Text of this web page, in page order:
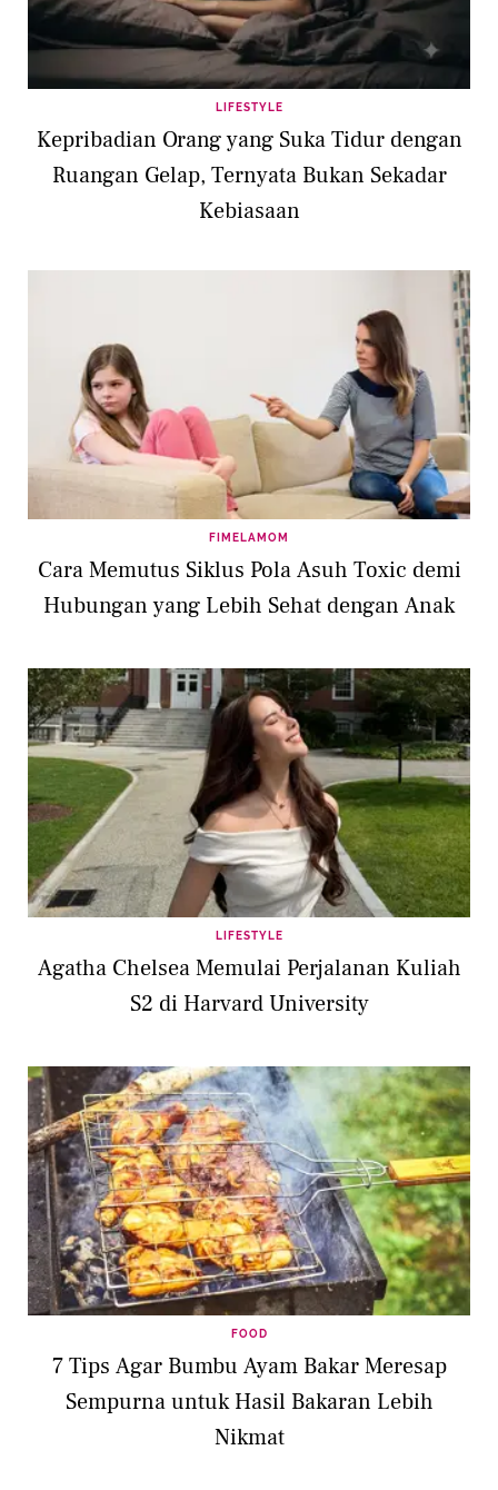
LIFESTYLE
Kepribadian Orang yang Suka Tidur dengan
Ruangan Gelap, Ternyata Bukan Sekadar
Kebiasaan
FIMELAMOM
Cara Memutus Siklus Pola Asuh Toxic demi
Hubungan yang Lebih Sehat dengan Anak
LIFESTYLE
Agatha Chelsea Memulai Perjalanan Kuliah
S2 di Harvard University
FOOD
7 Tips Agar Bumbu Ayam Bakar Meresap
Sempurna untuk Hasil Bakaran Lebih
Nikmat